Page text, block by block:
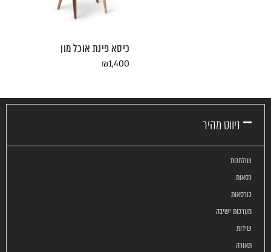
כיסא פינת אוכל מון
₪1,400
ניווט מהיר
שולחנות
כסאות
כורסאות
מערכות ישיבה
שידות
תאורה